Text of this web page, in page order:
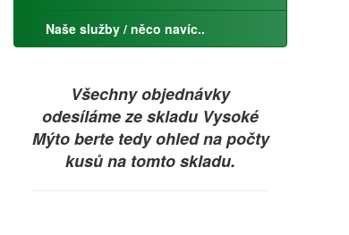
Naše služby / něco navíc..
Všechny objednávky
odesíláme ze skladu Vysoké
Mýto berte tedy ohled na počty
kusů na tomto skladu.